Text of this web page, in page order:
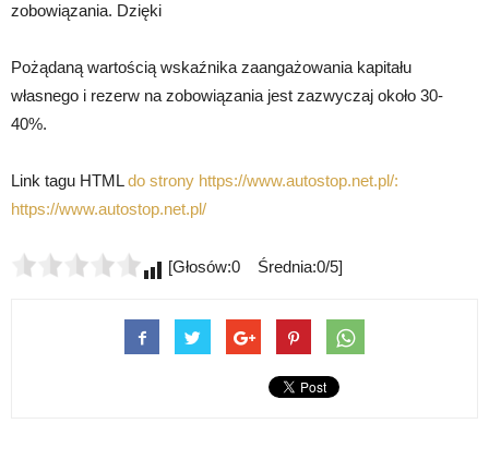
zobowiązania. Dzięki
Pożądaną wartością wskaźnika zaangażowania kapitału
własnego i rezerw na zobowiązania jest zazwyczaj około 30-
40%.
Link tagu HTMLdo strony https://www.autostop.net.pl/:
https://www.autostop.net.pl/
[Głosów:0 Średnia:0/5]